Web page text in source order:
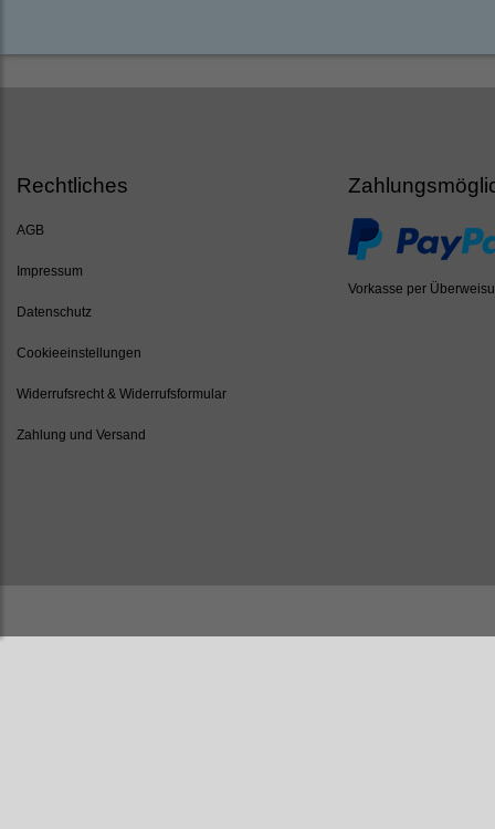
Rechtliches
AGB
Impressum
Datenschutz
Cookieeinstellungen
Widerrufsrecht & Widerrufsformular
Zahlung und Versand
Vorkasse per